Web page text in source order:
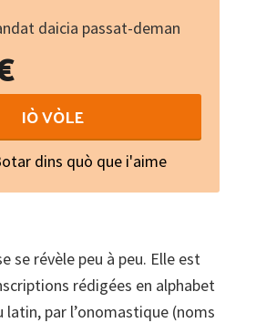
daicia passat-deman
IÒ VÒLE
dins quò que i'aime
se révèle peu à peu. Elle est
rédigées en alphabet
latin, par l’onomastique (noms